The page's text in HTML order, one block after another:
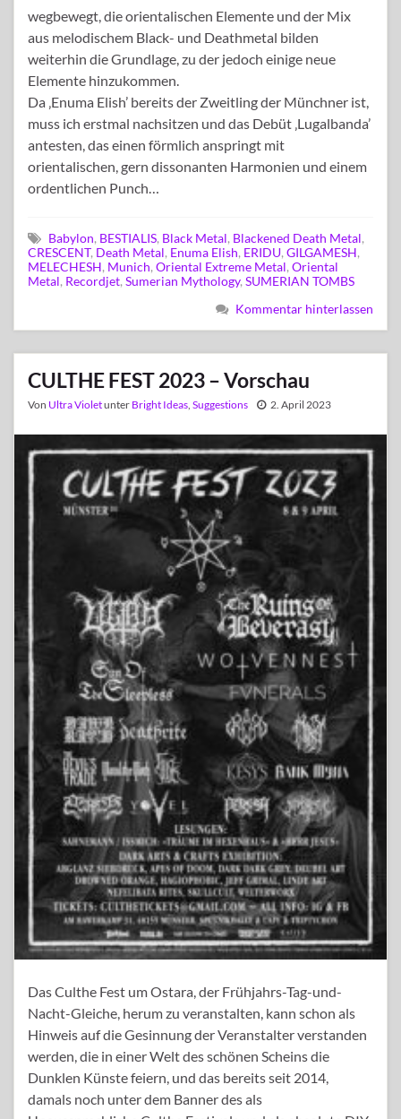
wegbewegt, die orientalischen Elemente und der Mix
aus melodischem Black- und Deathmetal bilden
weiterhin die Grundlage, zu der jedoch einige neue
Elemente hinzukommen.
Da ‚Enuma Elish’ bereits der Zweitling der Münchner ist,
muss ich erstmal nachsitzen und das Debüt ‚Lugalbanda’
antesten, das einen förmlich anspringt mit
orientalischen, gern dissonanten Harmonien und einem
ordentlichen Punch…
Babylon, BESTIALIS, Black Metal, Blackened Death Metal,
CRESCENT, Death Metal, Enuma Elish, ERIDU, GILGAMESH,
MELECHESH, Munich, Oriental Extreme Metal, Oriental
Metal, Recordjet, Sumerian Mythology, SUMERIAN TOMBS
Kommentar hinterlassen
CULTHE FEST 2023 – Vorschau
Von Ultra Violetunter Bright Ideas, Suggestions 2. April 2023
Das Culthe Fest um Ostara, der Frühjahrs-Tag-und-
Nacht-Gleiche, herum zu veranstalten, kann schon als
Hinweis auf die Gesinnung der Veranstalter verstanden
werden, die in einer Welt des schönen Scheins die
Dunklen Künste feiern, und das bereits seit 2014,
damals noch unter dem Banner des als